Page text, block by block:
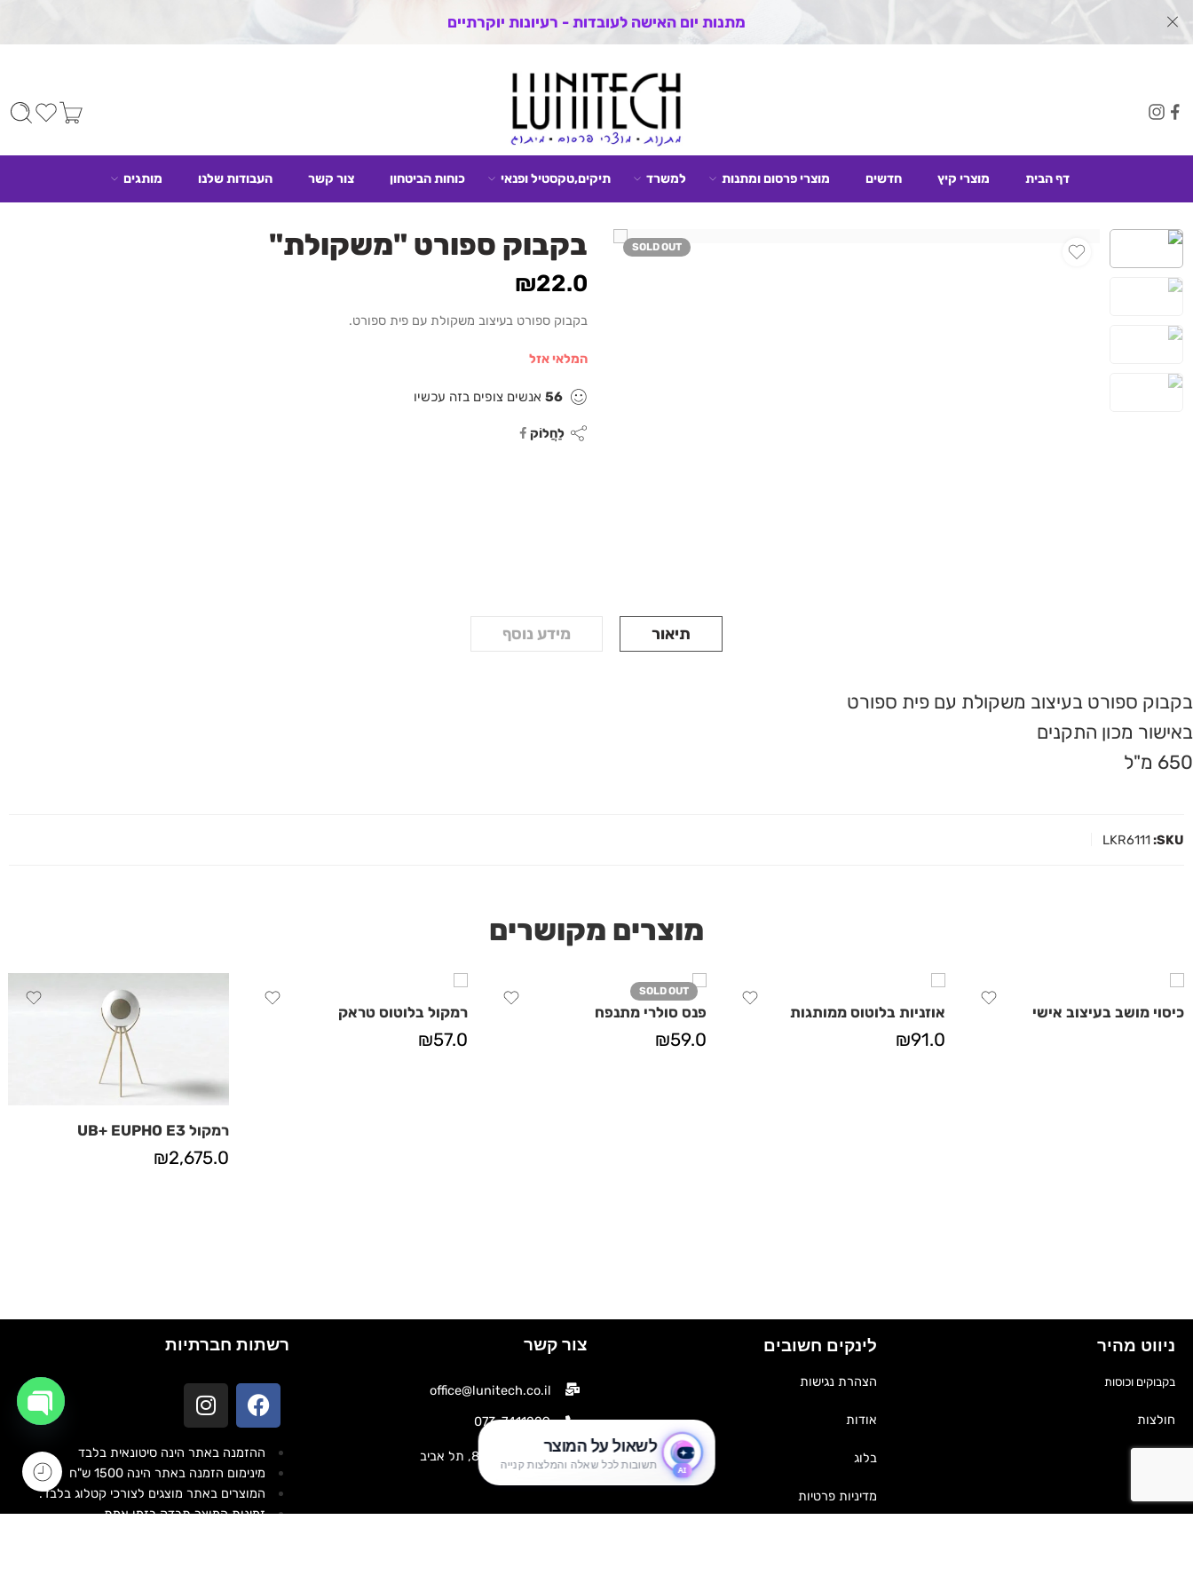
מתנות יום האישה לעובדות - רעיונות יוקרתיים
דף הבית מוצרי קיץ חדשים מוצרי פרסום ומתנות למשרד תיקים,טקסטיל ופנאי כוחות הביטחון צור קשר העבודות שלנו מותגים
SOLD OUT בקבוק ספורט "משקולת"
₪22.0
בקבוק ספורט בעיצוב משקולת עם פית ספורט.
המלאי אזל
56 אנשים צופים בזה עכשיו
לַחֲלוֹק
תיאור מידע נוסף
בקבוק ספורט בעיצוב משקולת עם פית ספורט
באישור מכון התקנים
650 מ"ל
SKU:
LKR6111
מוצרים מקושרים
כיסוי מושב בעיצוב אישי אוזניות בלוטוס ממותגות
₪91.0
SOLD OUT
פנס סולרי מתנפח
₪59.0
רמקול בלוטוס טראק
₪57.0
רמקול UB+ EUPHO E3
₪2,675.0
ניווט מהיר
בקבוקים וכוסות
חולצות
לינקים חשובים
הצהרת נגישות
אודות
בלוג
מדיניות פרטיות
צור קשר
office@lunitech.co.il
073-7411229
דרך בן צבי 84, תל אביב
רשתות חברתיות
ההזמנה באתר הינה סיטונאית בלבד
מינימום הזמנה באתר הינה 1500 ש"ח
המוצרים באתר מוצגים לצורכי קטלוג בלבד.
זמינות המוצר תבדק בזמן אמת